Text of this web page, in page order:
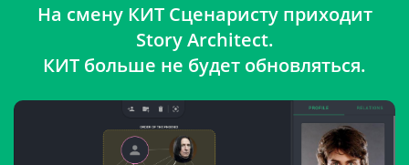
На смену КИТ Сценаристу приходит
Story Architect.
КИТ больше не будет обновляться.